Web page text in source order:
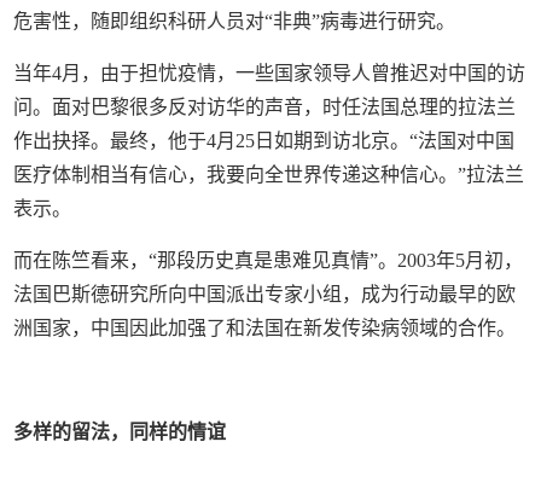
危害性，随即组织科研人员对“非典”病毒进行研究。
当年4月，由于担忧疫情，一些国家领导人曾推迟对中国的访
问。面对巴黎很多反对访华的声音，时任法国总理的拉法兰
作出抉择。最终，他于4月25日如期到访北京。“法国对中国
医疗体制相当有信心，我要向全世界传递这种信心。”拉法兰
表示。
而在陈竺看来，“那段历史真是患难见真情”。2003年5月初，
法国巴斯德研究所向中国派出专家小组，成为行动最早的欧
洲国家，中国因此加强了和法国在新发传染病领域的合作。
多样的留法，同样的情谊